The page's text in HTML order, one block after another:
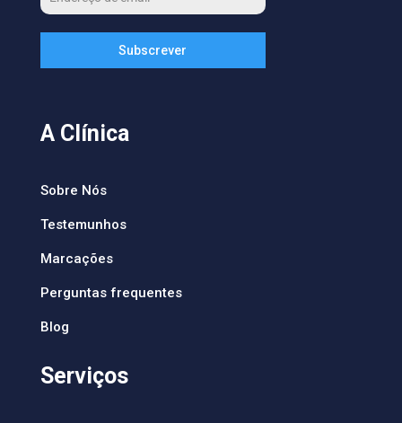
Subscrever
A Clínica
Sobre Nós
Testemunhos
Marcações
Perguntas frequentes
Blog
Serviços